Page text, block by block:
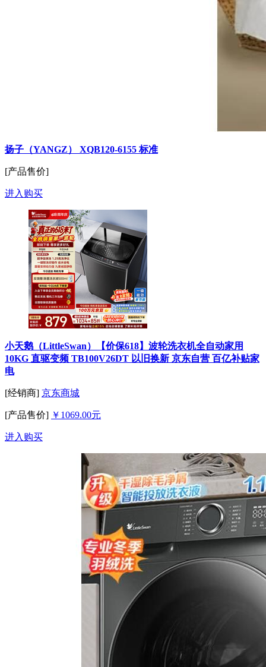
扬子（YANGZ） XQB120-6155 标准
[产品售价]
进入购买
小天鹅（LittleSwan）【价保618】波轮洗衣机全自动家用
10KG 直驱变频 TB100V26DT 以旧换新 京东自营 百亿补贴家
电
[经销商] 京东商城
[产品售价] ￥1069.00元
进入购买